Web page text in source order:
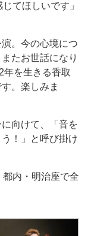
てほしいです」
。今の心境につ
たお世話になり
年を生きる香取
。楽しみま
向けて、「音を
！」と呼び掛け
内・明治座で全